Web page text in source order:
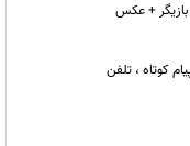
+ عکس
کوتاه ، تلفن